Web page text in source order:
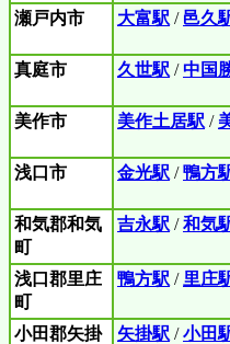
瀬戸内市 大富駅 / 邑久
真庭市 久世駅 /中国
美作市 美作土居駅 /
浅口市 金光駅 /鴨方
和気郡和気
町
吉永駅 /和気
浅口郡里庄
町
鴨方駅 / 里庄
小田郡矢掛
矢掛駅 /小田